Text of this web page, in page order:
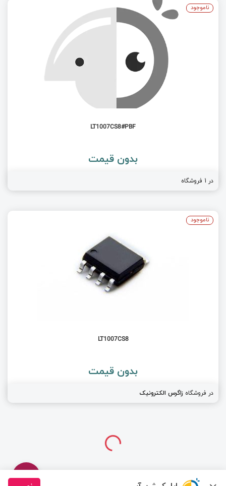
LT1007CS8#PBF
بدون قیمت
در 1 فروشگاه
ناموجود
LT1007CS8
بدون قیمت
در فروشگاه زاگرس الکترونیک
ناموجود